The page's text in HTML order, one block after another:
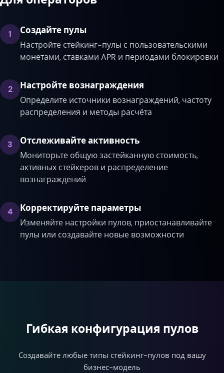
1
Создайте пулы
Настройте стейкинг-пулы с пользовательскими
монетами, ставками APR и периодами блокировки
2
Настройте вознаграждения
Определите источники вознаграждений, частоту
распределения и методы расчёта
3
Отслеживайте активность
Мониторьте общую застейканную стоимость,
активных стейкеров и распределение
вознаграждений
4
Корректируйте параметры
Изменяйте настройки пулов, приостанавливайте
пулы или создавайте новые возможности
Гибкая конфигурация пулов
Создавайте любые типы стейкинг-пулов под вашу
бизнес-модель